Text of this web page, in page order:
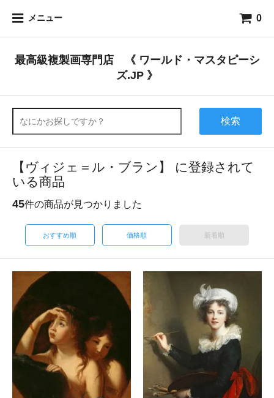
メニュー 0
最高級複製画専門店 《 ワールド・マスタピーシ
ズ.JP 》
検索
【ヴィジェ＝ル・ブラン】 に登録されて
いる商品
45件の商品が見つかりました
おすすめ順 価格順 新着順